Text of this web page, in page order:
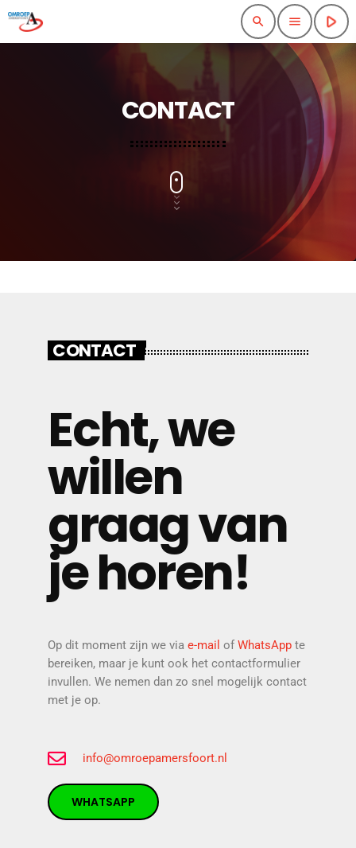
search menu play_arrow
CONTACT
CONTACT
Echt, we
willen
graag van
je horen!
Op dit moment zijn we via e-mail of WhatsApp te
bereiken, maar je kunt ook het contactformulier
invullen. We nemen dan zo snel mogelijk contact
met je op.
info@omroepamersfoort.nl
WHATSAPP